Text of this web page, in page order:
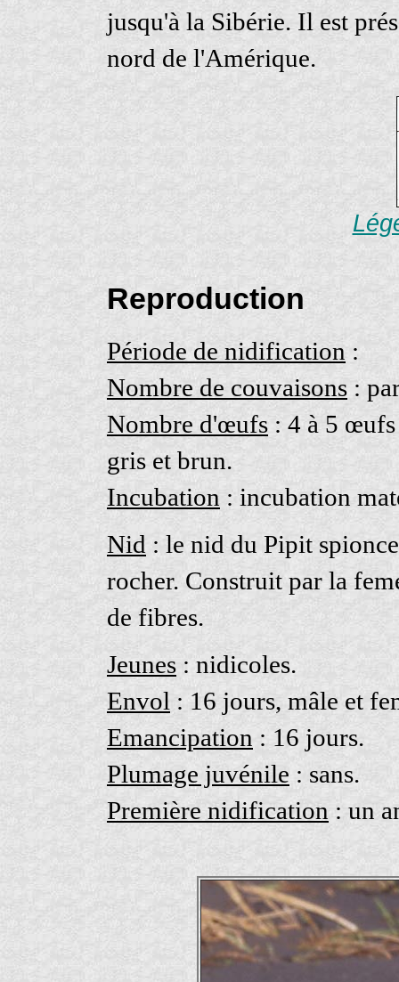
jusqu'à la Sibérie. Il est
nord de l'Amérique.
Reproduction
Période de nidification :
Nombre de couvaisons :
Nombre d'œufs : 4 à 5
gris et brun.
Incubation : incubation
Nid : le nid du Pipit
rocher. Construit par la
de fibres.
Jeunes : nidicoles.
Envol : 16 jours, mâle et
Emancipation : 16 jours.
Plumage juvénile : sans.
Première nidification : un